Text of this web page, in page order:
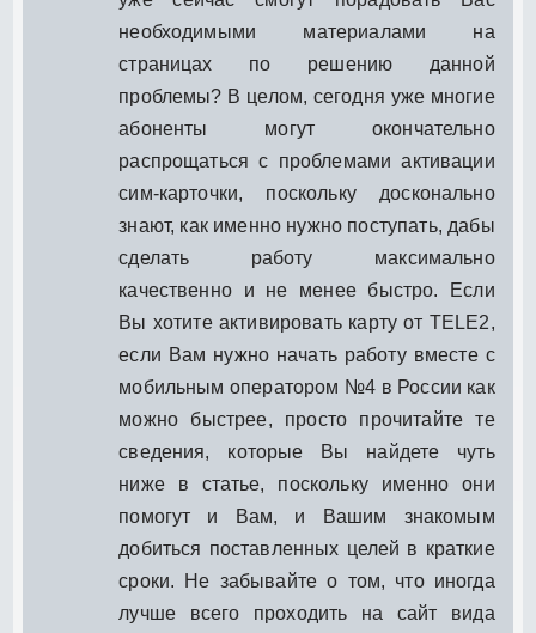
необходимыми материалами на
страницах по решению данной
проблемы? В целом, сегодня уже многие
абоненты могут окончательно
распрощаться с проблемами активации
сим-карточки, поскольку досконально
знают, как именно нужно поступать, дабы
сделать работу максимально
качественно и не менее быстро. Если
Вы хотите активировать карту от TELE2,
если Вам нужно начать работу вместе с
мобильным оператором №4 в России как
можно быстрее, просто прочитайте те
сведения, которые Вы найдете чуть
ниже в статье, поскольку именно они
помогут и Вам, и Вашим знакомым
добиться поставленных целей в краткие
сроки. Не забывайте о том, что иногда
лучше всего проходить на сайт вида